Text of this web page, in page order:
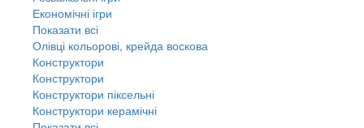
Економічні ігри
Показати всі
Олівці кольорові, крейда воскова
Конструктори
Конструктори
Конструктори піксельні
Конструктори керамічні